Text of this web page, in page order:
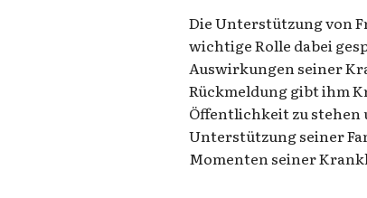
Die Unterstützung von
wichtige Rolle dabei
Auswirkungen seiner
Rückmeldung gibt ihm
Öffentlichkeit zu stehen
Unterstützung seiner
Momenten seiner